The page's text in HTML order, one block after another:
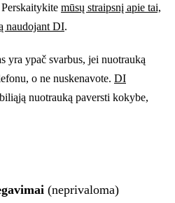
mūsų straipsnį apie tai,
naudojant DI.
yra ypač svarbus, jei nuotrauką
o ne nuskenavote. DI
nuotrauką paversti kokybe,
(neprivaloma)